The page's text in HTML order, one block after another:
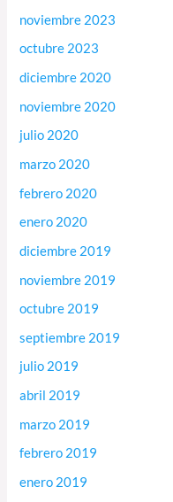
noviembre 2023
octubre 2023
diciembre 2020
noviembre 2020
julio 2020
marzo 2020
febrero 2020
enero 2020
diciembre 2019
noviembre 2019
octubre 2019
septiembre 2019
julio 2019
abril 2019
marzo 2019
febrero 2019
enero 2019